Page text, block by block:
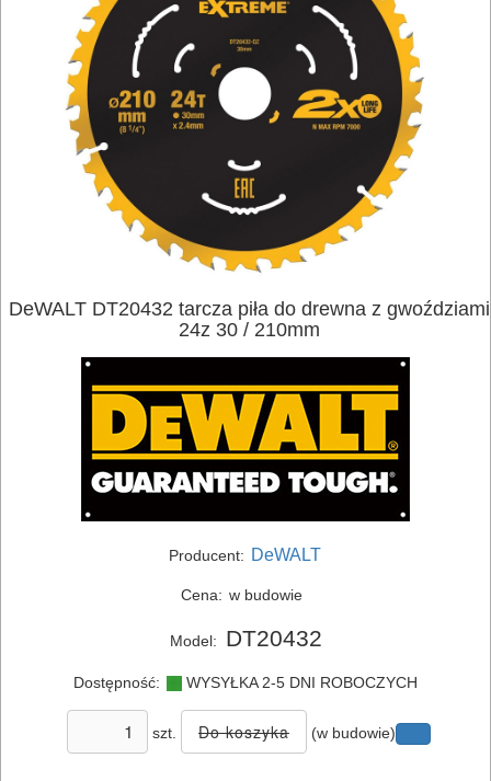
ELEKTRONARZĘDZIA
SIECIOWE
ELEKTRONARZĘDZIA
AKUMULATOROWE
OSPRZĘT
MAGAZYNOWANIE
DeWALT DT20432 tarcza piła do drewna z gwoździami
24z 30 / 210mm
Producent: DeWALT
Cena: w budowie
Model: DT20432
Dostępność: WYSYŁKA 2-5 DNI ROBOCZYCH
szt. (w budowie)